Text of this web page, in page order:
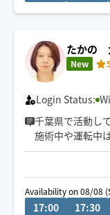
たかの
New
Login Status:
千葉県で活動し
施術中や運転中
す。必ずお返事
Availability on 08/08
17:00 17:30